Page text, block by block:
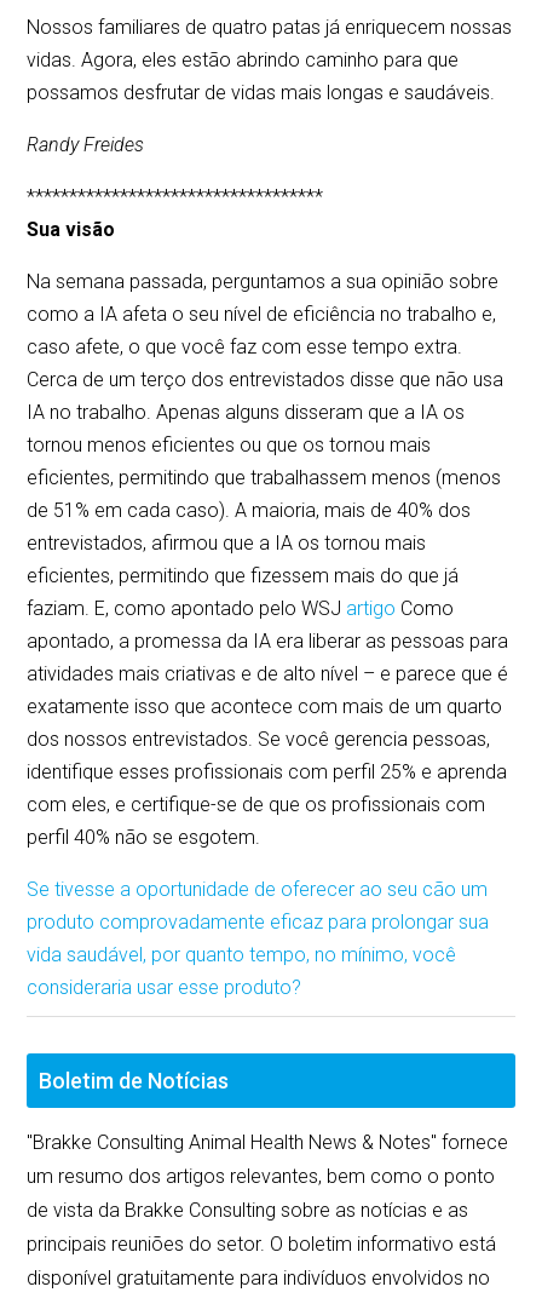
Nossos familiares de quatro patas já enriquecem nossas
vidas. Agora, eles estão abrindo caminho para que
possamos desfrutar de vidas mais longas e saudáveis.
Randy Freides
***********************************
Sua visão
Na semana passada, perguntamos a sua opinião sobre
como a IA afeta o seu nível de eficiência no trabalho e,
caso afete, o que você faz com esse tempo extra.
Cerca de um terço dos entrevistados disse que não usa
IA no trabalho. Apenas alguns disseram que a IA os
tornou menos eficientes ou que os tornou mais
eficientes, permitindo que trabalhassem menos (menos
de 51% em cada caso). A maioria, mais de 40% dos
entrevistados, afirmou que a IA os tornou mais
eficientes, permitindo que fizessem mais do que já
faziam. E, como apontado pelo WSJ artigo Como
apontado, a promessa da IA era liberar as pessoas para
atividades mais criativas e de alto nível – e parece que é
exatamente isso que acontece com mais de um quarto
dos nossos entrevistados. Se você gerencia pessoas,
identifique esses profissionais com perfil 25% e aprenda
com eles, e certifique-se de que os profissionais com
perfil 40% não se esgotem.
Se tivesse a oportunidade de oferecer ao seu cão um
produto comprovadamente eficaz para prolongar sua
vida saudável, por quanto tempo, no mínimo, você
consideraria usar esse produto?
Boletim de Notícias
"Brakke Consulting Animal Health News & Notes" fornece
um resumo dos artigos relevantes, bem como o ponto
de vista da Brakke Consulting sobre as notícias e as
principais reuniões do setor. O boletim informativo está
disponível gratuitamente para indivíduos envolvidos no